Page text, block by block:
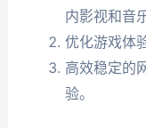
内影视和音
优化游戏体
高效稳定的
验。